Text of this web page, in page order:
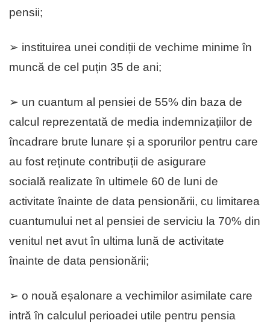
pensii;
➢ instituirea unei condiții de vechime minime în
muncă de cel puțin 35 de ani;
➢ un cuantum al pensiei de 55% din baza de
calcul reprezentată de media indemnizațiilor de
încadrare brute lunare și a sporurilor pentru care
au fost reținute contribuții de asigurare
socială realizate în ultimele 60 de luni de
activitate înainte de data pensionării, cu limitarea
cuantumului net al pensiei de serviciu la 70% din
venitul net avut în ultima lună de activitate
înainte de data pensionării;
➢ o nouă eșalonare a vechimilor asimilate care
intră în calculul perioadei utile pentru pensia